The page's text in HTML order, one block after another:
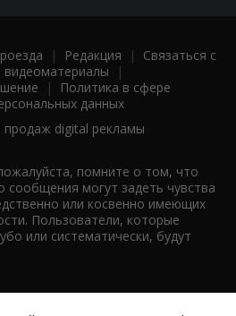
| Редакция | Связаться с
видеоматериалы |
|
Политика в сфере
данных
продаж digital рекламы
помните о том, что
могут задеть чувства
или косвенно имеющих
Пользователи, которые
или систематически, будут